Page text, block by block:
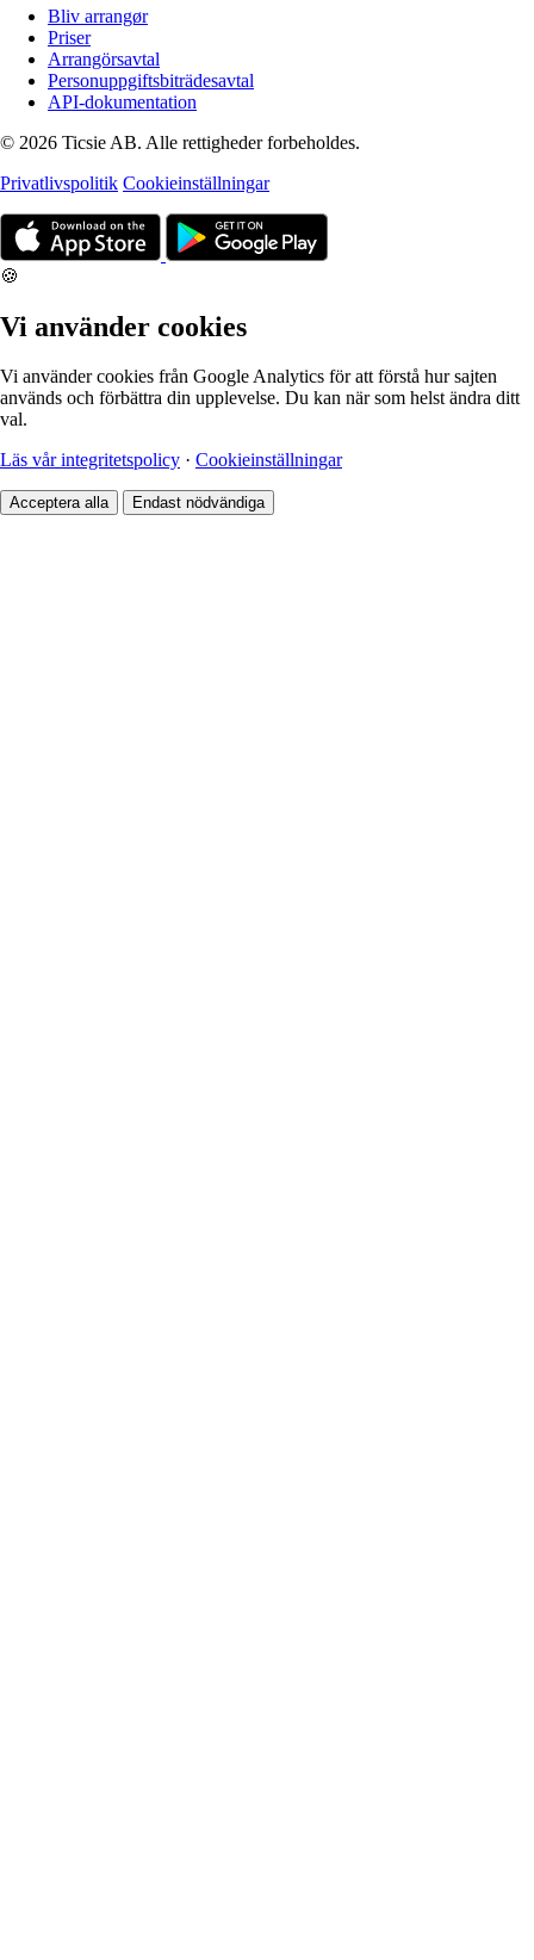
Bliv arrangør
Priser
Arrangörsavtal
Personuppgiftsbiträdesavtal
API-dokumentation
© 2026 Ticsie AB. Alle rettigheder forbeholdes.
Privatlivspolitik Cookieinställningar
🍪
Vi använder cookies
Vi använder cookies från Google Analytics för att förstå hur sajten
används och förbättra din upplevelse. Du kan när som helst ändra ditt
val.
Läs vår integritetspolicy · Cookieinställningar
Acceptera alla Endast nödvändiga